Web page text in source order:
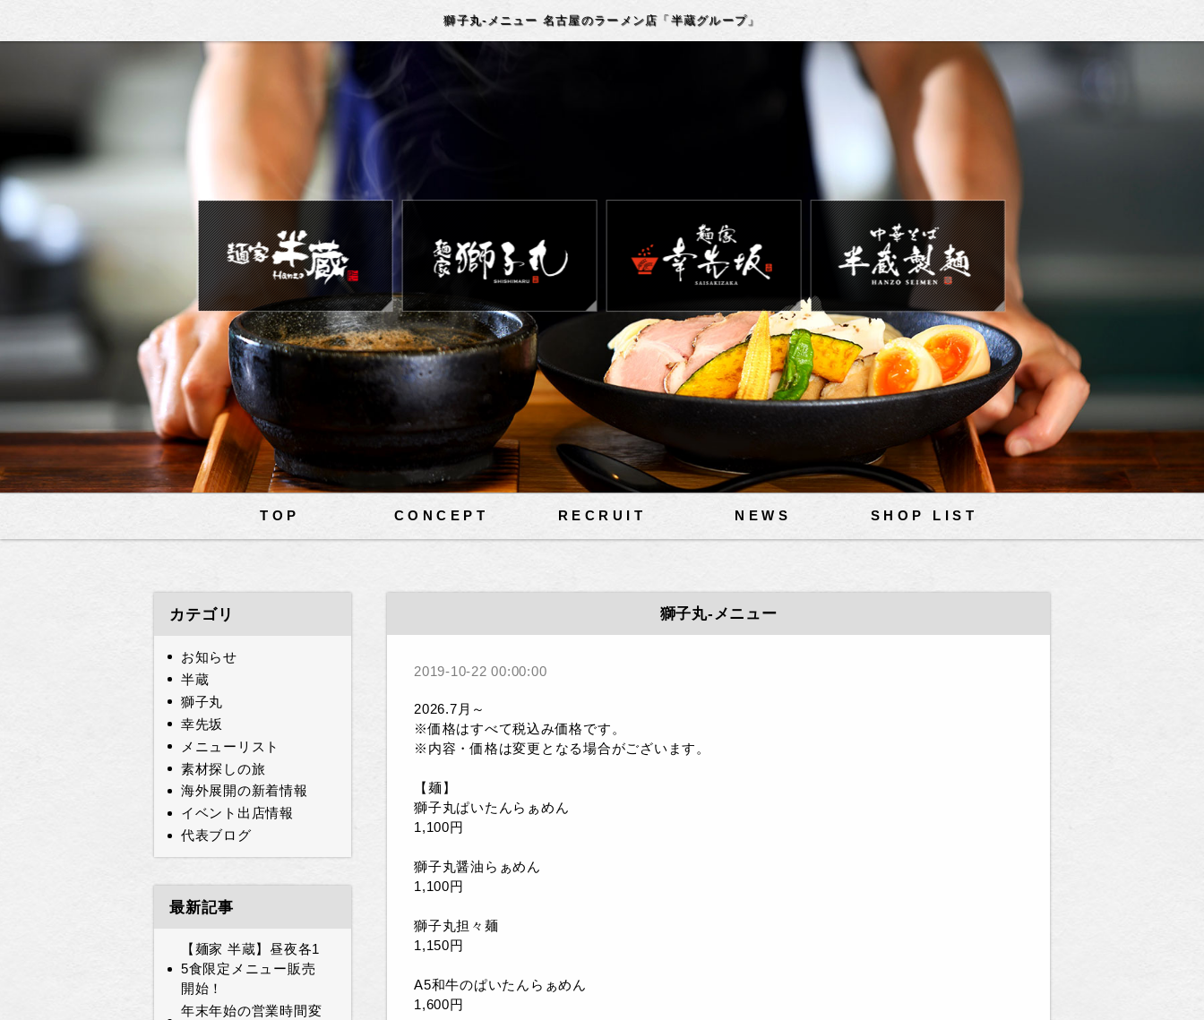
獅子丸-メニュー 名古屋のラーメン店「半蔵グループ」
TOP CONCEPT RECRUIT NEWS SHOP LIST
カテゴリ
お知らせ
半蔵
獅子丸
幸先坂
メニューリスト
素材探しの旅
海外展開の新着情報
イベント出店情報
代表ブログ
最新記事
【麺家 半蔵】昼夜各1
5食限定メニュー販売
開始！
年末年始の営業時間変
獅子丸-メニュー
2019-10-22 00:00:00
2026.7月～
※価格はすべて税込み価格です。
※内容・価格は変更となる場合がございます。
【麺】
獅子丸ぱいたんらぁめん
1,100円
獅子丸醤油らぁめん
1,100円
獅子丸担々麺
1,150円
A5和牛のぱいたんらぁめん
1,600円